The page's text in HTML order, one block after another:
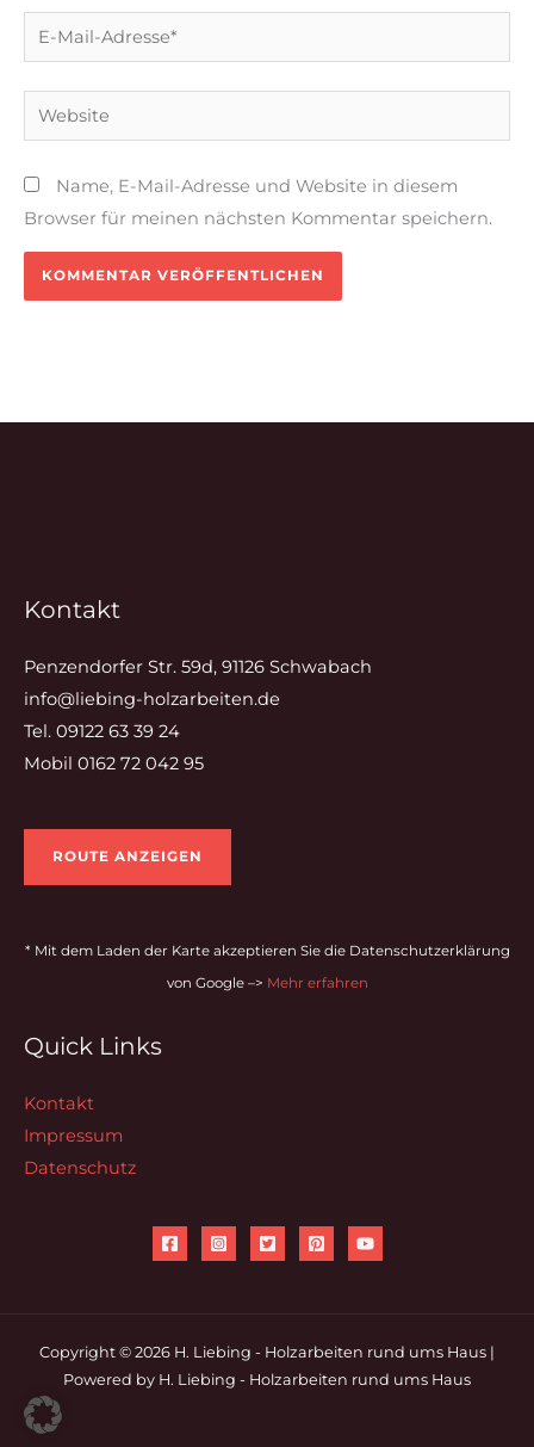
E-
Mail-
Adresse*
Website
Name, E-Mail-Adresse und Website in diesem
Browser für meinen nächsten Kommentar speichern.
Kontakt
Penzendorfer Str. 59d, 91126 Schwabach
info@liebing-holzarbeiten.de
Tel. 09122 63 39 24
Mobil 0162 72 042 95
ROUTE ANZEIGEN
* Mit dem Laden der Karte akzeptieren Sie die Datenschutzerklärung
von Google –> Mehr erfahren
Quick Links
Kontakt
Impressum
Datenschutz
Copyright © 2026 H. Liebing - Holzarbeiten rund ums Haus |
Powered by H. Liebing - Holzarbeiten rund ums Haus